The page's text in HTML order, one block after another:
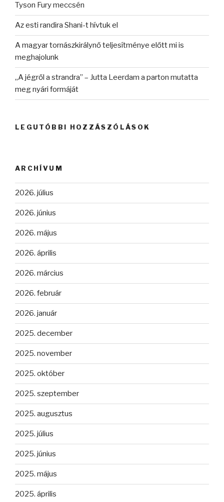
Tyson Fury meccsén
Az esti randira Shani-t hívtuk el
A magyar tornászkirálynő teljesítménye előtt mi is
meghajolunk
„A jégről a strandra” – Jutta Leerdam a parton mutatta
meg nyári formáját
LEGUTÓBBI HOZZÁSZÓLÁSOK
ARCHÍVUM
2026. július
2026. június
2026. május
2026. április
2026. március
2026. február
2026. január
2025. december
2025. november
2025. október
2025. szeptember
2025. augusztus
2025. július
2025. június
2025. május
2025. április